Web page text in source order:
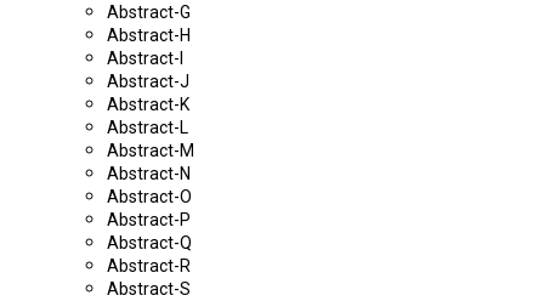
Abstract-G
Abstract-H
Abstract-I
Abstract-J
Abstract-K
Abstract-L
Abstract-M
Abstract-N
Abstract-O
Abstract-P
Abstract-Q
Abstract-R
Abstract-S